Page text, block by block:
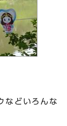
などいろんな